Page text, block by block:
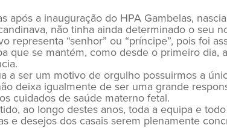
após a inauguração do HPA Gambelas,
não tinha ainda determinado o seu
representa “senhor” ou “príncipe”, pois foi
que se mantém, como desde o primeiro dia,
a ser um motivo de orgulho possuirmos a
deixa igualmente de ser uma grande
cuidados de saúde materno fetal.
ao longo destes anos, toda a equipa e
e desejos dos casais serem plenamente